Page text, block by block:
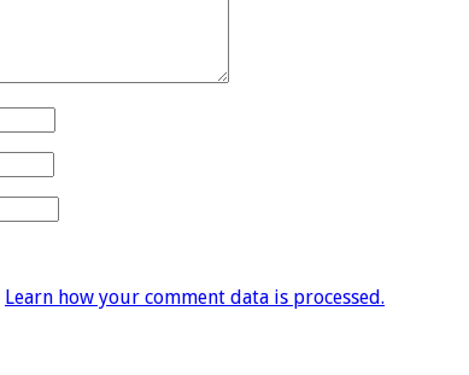
Learn how your comment data is processed.